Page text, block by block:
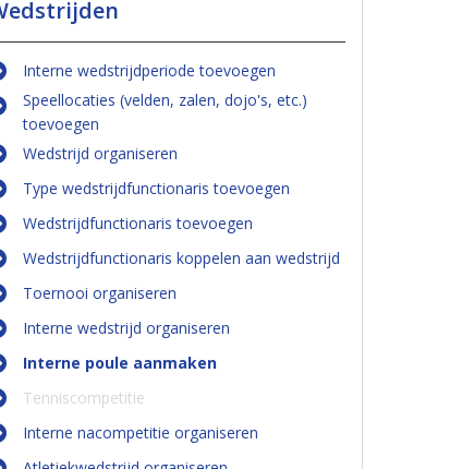
Interne wedstrijdperiode toevoegen
Speellocaties (velden, zalen, dojo's, etc.)
toevoegen
Wedstrijd organiseren
Type wedstrijdfunctionaris toevoegen
Wedstrijdfunctionaris toevoegen
Wedstrijdfunctionaris koppelen aan wedstrijd
Toernooi organiseren
Interne wedstrijd organiseren
Interne poule aanmaken
Tenniscompetitie
Interne nacompetitie organiseren